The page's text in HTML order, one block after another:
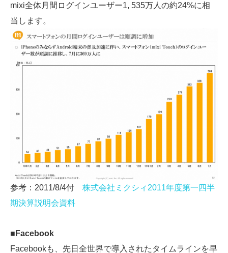
mixi全体月間ログインユーザー1, 535万人の約24%に相
当します。
参考：2011/8/4付 株式会社ミクシィ2011年度第一四半
期決算説明会資料
■Facebook
Facebookも、先日全世界で導入されたタイムラインを早